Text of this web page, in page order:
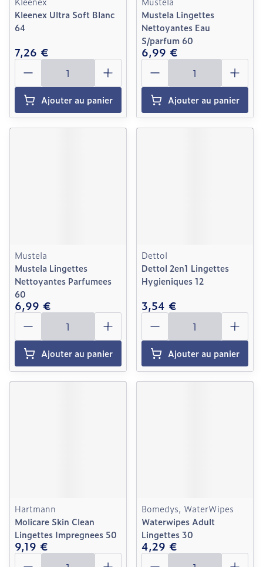
Kleenex Ultra Soft Blanc
64
7,26 €
Quantité
Ajouter au panier
Mustela Lingettes
Nettoyantes Eau
S/parfum 60
6,99 €
Quantité
Ajouter au panier
Mustela
Mustela Lingettes
Nettoyantes Parfumees
60
6,99 €
Quantité
Ajouter au panier
Dettol
Dettol 2en1 Lingettes
Hygieniques 12
3,54 €
Quantité
Ajouter au panier
Hartmann
Molicare Skin Clean
Lingettes Impregnees 50
9,19 €
Quantité
Bomedys, WaterWipes
Waterwipes Adult
Lingettes 30
4,29 €
Quantité